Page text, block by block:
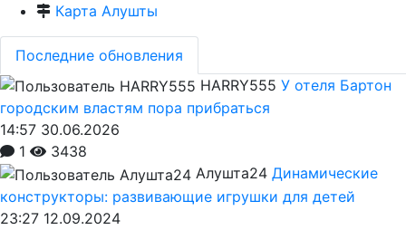
Карта Алушты
Последние обновления
HARRY555 У отеля Бартон
городским властям пора прибраться
14:57 30.06.2026
1
3438
Алушта24 Динамические
конструкторы: развивающие игрушки для детей
23:27 12.09.2024